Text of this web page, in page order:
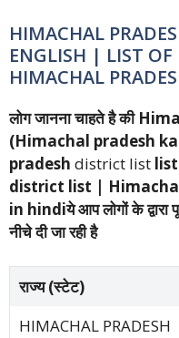
HIMACHAL
ENGLISH | LIST OF
HIMACHAL
लोग जानना चाहते है की
(Himachal pradesh
pradesh district list
district list |
in hindiये आप लोगों के
नीचे दी जा रही है
राज्य (स्टेट)
HIMACHAL PRADESH